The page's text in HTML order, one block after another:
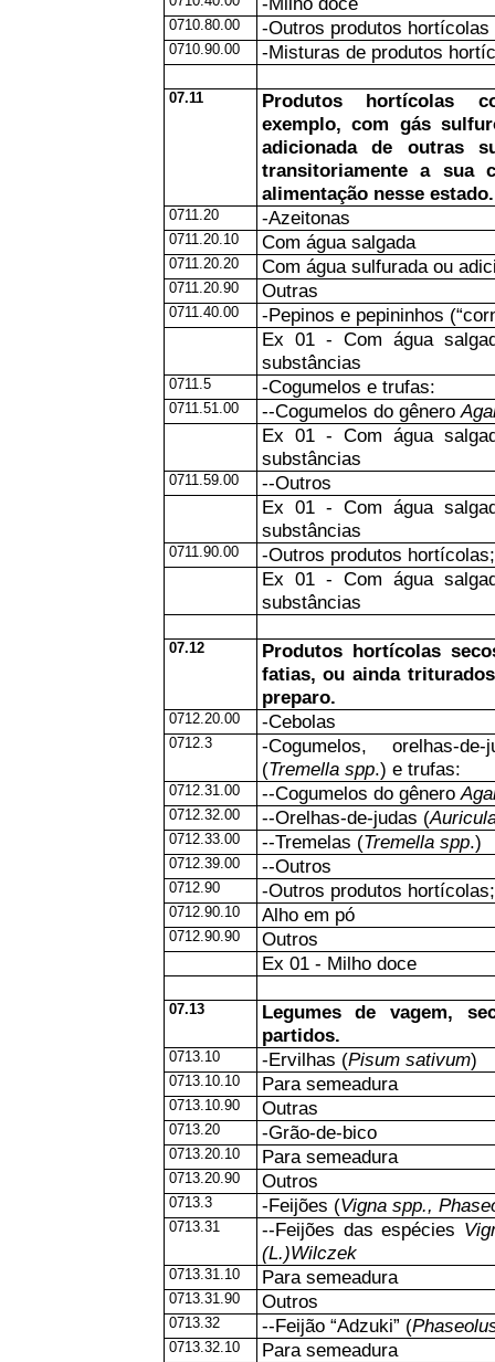
0710.80.00 -Outros produtos hortícolas
0710.90.00 -Misturas de produtos
07.11
Produtos hortícolas
exemplo, com gás
adicionada de outras
transitoriamente a sua
alimentação nesse estado.
0711.20 -Azeitonas
0711.20.10 Com água salgada
0711.20.20 Com água sulfurada ou
0711.20.90 Outras
0711.40.00
-Pepinos e pepininhos
Ex 01 - Com água
substâncias
0711.5 -Cogumelos e trufas:
0711.51.00 --Cogumelos do gênero
Ex 01 - Com água
substâncias
0711.59.00
--Outros
Ex 01 - Com água
substâncias
0711.90.00
-Outros produtos
Ex 01 - Com água
substâncias
07.12
Produtos hortícolas
fatias, ou ainda
preparo.
0712.20.00 -Cebolas
0712.3
-Cogumelos, orelhas-
(Tremella spp.) e trufas:
0712.31.00 --Cogumelos do gênero
0712.32.00 --Orelhas-de-judas (
0712.33.00 --Tremelas (Tremella spp.)
0712.39.00 --Outros
0712.90 -Outros produtos
0712.90.10 Alho em pó
0712.90.90
Outros
Ex 01 - Milho doce
07.13
Legumes de vagem,
partidos.
0713.10 -Ervilhas (Pisum sativum)
0713.10.10 Para semeadura
0713.10.90 Outras
0713.20 -Grão-de-bico
0713.20.10 Para semeadura
0713.20.90 Outros
0713.3 -Feijões (Vigna spp.,
0713.31 --Feijões das espécies
(L.)Wilczek
0713.31.10 Para semeadura
0713.31.90 Outros
0713.32 --Feijão “Adzuki” (
0713.32.10 Para semeadura